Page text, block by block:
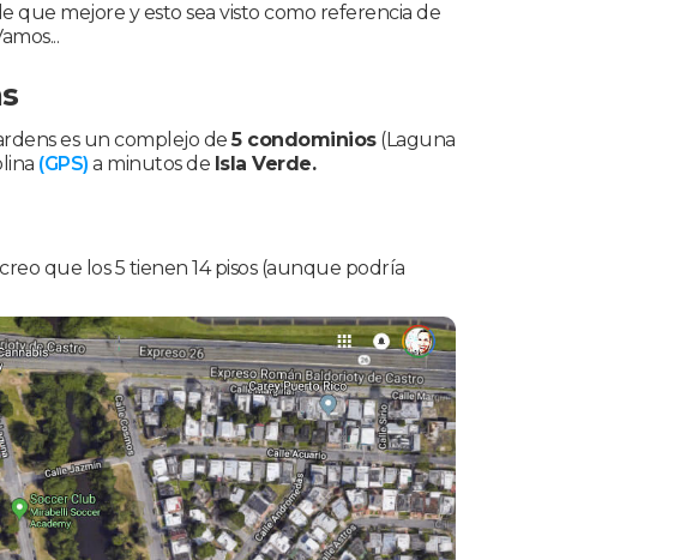
mejore y esto sea visto como referencia de
es un complejo de5 condominios(Laguna
(GPS) a minutos de Isla Verde.
que los 5 tienen 14 pisos (aunque podría